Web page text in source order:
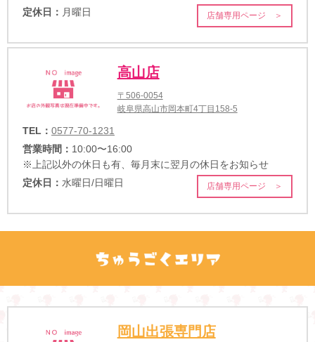
定休日： 月曜日 店舗専用ページ ＞
高山店
〒506-0054
岐阜県高山市岡本町4丁目158-5
TEL： 0577-70-1231
営業時間： 10:00〜16:00
※上記以外の休日も有、毎月末に翌月の休日をお知らせ
定休日： 水曜日/日曜日 店舗専用ページ ＞
岡山出張専門店